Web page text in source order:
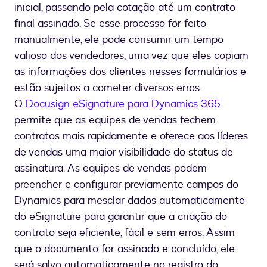
inicial, passando pela cotação até um contrato
final assinado. Se esse processo for feito
manualmente, ele pode consumir um tempo
valioso dos vendedores, uma vez que eles copiam
as informações dos clientes nesses formulários e
estão sujeitos a cometer diversos erros.
O Docusign eSignature para Dynamics 365
permite que as equipes de vendas fechem
contratos mais rapidamente e oferece aos líderes
de vendas uma maior visibilidade do status de
assinatura. As equipes de vendas podem
preencher e configurar previamente campos do
Dynamics para mesclar dados automaticamente
do eSignature para garantir que a criação do
contrato seja eficiente, fácil e sem erros. Assim
que o documento for assinado e concluído, ele